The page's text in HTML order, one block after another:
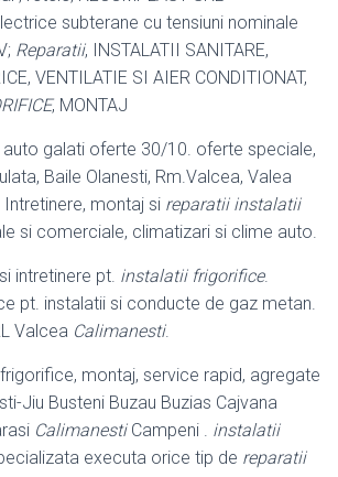
subterane cu tensiuni nominale
Reparatii, INSTALATII SANITARE,
VENTILATIE SI AIER CONDITIONAT,
, MONTAJ
auto galati oferte 30/10. oferte speciale,
Baile Olanesti, Rm.Valcea, Valea
Intretinere, montaj si reparatii instalatii
si comerciale, climatizari si clime auto.
intretinere pt. instalatii frigorifice.
pt. instalatii si conducte de gaz metan.
Valcea Calimanesti.
montaj, service rapid, agregate
Jiu Busteni Buzau Buzias Cajvana
CalimanestiCampeni . instalatii
executa orice tip de reparatii